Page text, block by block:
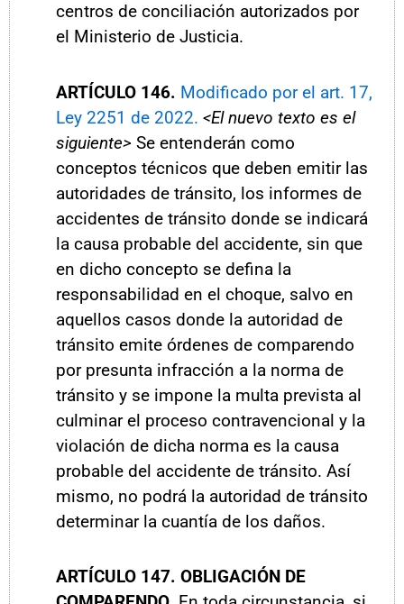
centros de conciliación autorizados por
el Ministerio de Justicia.
ARTÍCULO 146. Modificado por el art. 17,
Ley 2251 de 2022. <El nuevo texto es el
siguiente> Se entenderán como
conceptos técnicos que deben emitir las
autoridades de tránsito, los informes de
accidentes de tránsito donde se indicará
la causa probable del accidente, sin que
en dicho concepto se defina la
responsabilidad en el choque, salvo en
aquellos casos donde la autoridad de
tránsito emite órdenes de comparendo
por presunta infracción a la norma de
tránsito y se impone la multa prevista al
culminar el proceso contravencional y la
violación de dicha norma es la causa
probable del accidente de tránsito. Así
mismo, no podrá la autoridad de tránsito
determinar la cuantía de los daños.
ARTÍCULO 147. OBLIGACIÓN DE